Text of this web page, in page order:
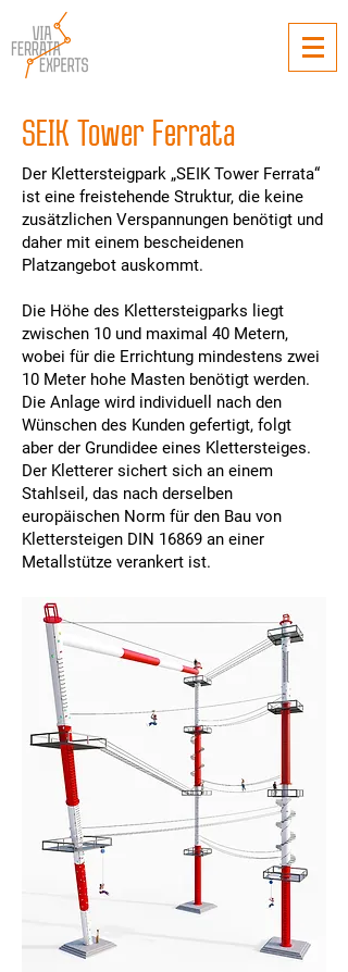
SEIK Tower Ferrata
Der Klettersteigpark „SEIK Tower Ferrata“
ist eine freistehende Struktur, die keine
zusätzlichen Verspannungen benötigt und
daher mit einem bescheidenen
Platzangebot auskommt.
Die Höhe des Klettersteigparks liegt
zwischen 10 und maximal 40 Metern,
wobei für die Errichtung mindestens zwei
10 Meter hohe Masten benötigt werden.
Die Anlage wird individuell nach den
Wünschen des Kunden gefertigt, folgt
aber der Grundidee eines Klettersteiges.
Der Kletterer sichert sich an einem
Stahlseil, das nach derselben
europäischen Norm für den Bau von
Klettersteigen DIN 16869 an einer
Metallstütze verankert ist.